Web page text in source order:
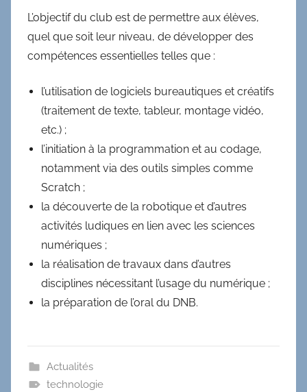
L’objectif du club est de permettre aux élèves,
quel que soit leur niveau, de développer des
compétences essentielles telles que :
l’utilisation de logiciels bureautiques et créatifs
(traitement de texte, tableur, montage vidéo,
etc.) ;
l’initiation à la programmation et au codage,
notamment via des outils simples comme
Scratch ;
la découverte de la robotique et d’autres
activités ludiques en lien avec les sciences
numériques ;
la réalisation de travaux dans d’autres
disciplines nécessitant l’usage du numérique ;
la préparation de l’oral du DNB.
Actualités
technologie